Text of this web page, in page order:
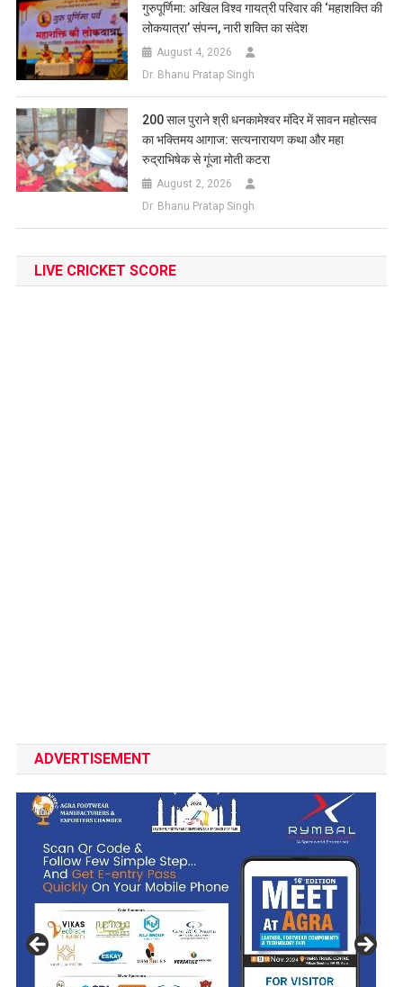
गुरुपूर्णिमा: अखिल विश्व गायत्री परिवार की ‘महाशक्ति की
लोकयात्रा’ संपन्न, नारी शक्ति का संदेश
August 4, 2026
Dr. Bhanu Pratap Singh
200 साल पुराने श्री धनकामेश्वर मंदिर में सावन महोत्सव
का भक्तिमय आगाज: सत्यनारायण कथा और महा
रुद्राभिषेक से गूंजा मोती कटरा
August 2, 2026
Dr. Bhanu Pratap Singh
LIVE CRICKET SCORE
ADVERTISEMENT